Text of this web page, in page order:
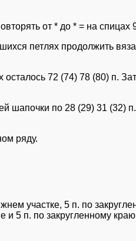
от * до * = на
петлях продолжить
72 (74) 78 (80) п.
шапочки по 28 (29) 31
ряду.
участке, 5 п. по
5 п. по закругленному